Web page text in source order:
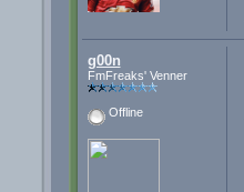
g00n
FmFreaks' Venner
Offline